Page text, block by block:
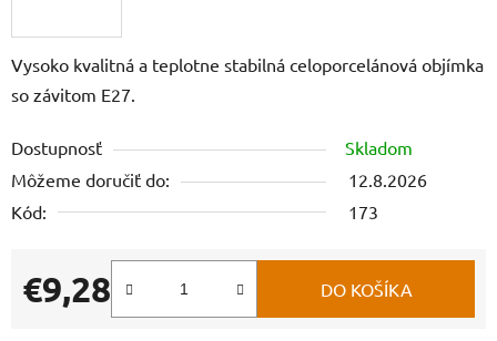
Vysoko kvalitná a teplotne stabilná celoporcelánová objímka
so závitom E27.
Dostupnosť
Skladom
Môžeme doručiť do:
12.8.2026
Kód:
173
€9,28
Jednotková cena:
DO KOŠÍKA